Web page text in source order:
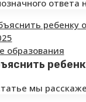
образования
мы